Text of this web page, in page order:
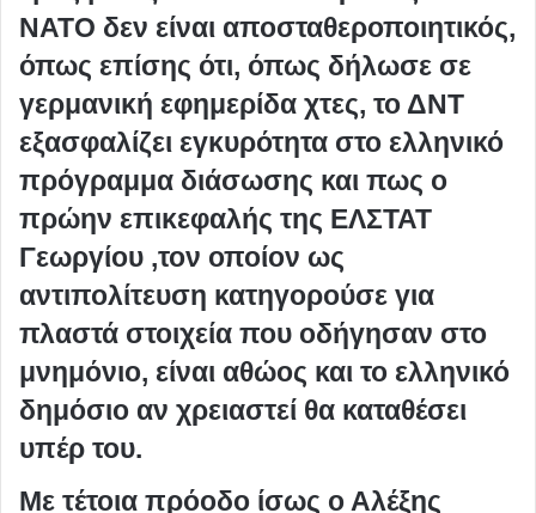
ΝΑΤΟ δεν είναι αποσταθεροποιητικός,
όπως επίσης ότι, όπως δήλωσε σε
γερμανική εφημερίδα χτες, το ΔΝΤ
εξασφαλίζει εγκυρότητα στο ελληνικό
πρόγραμμα διάσωσης και πως ο
πρώην επικεφαλής της ΕΛΣΤΑΤ
Γεωργίου ,τον οποίον ως
αντιπολίτευση κατηγορούσε για
πλαστά στοιχεία που οδήγησαν στο
μνημόνιο, είναι αθώος και το ελληνικό
δημόσιο αν χρειαστεί θα καταθέσει
υπέρ του.
Με τέτοια πρόοδο ίσως ο Αλέξης